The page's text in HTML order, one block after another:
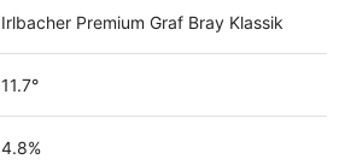
Irlbacher Premium Graf Bray Klassik
11.7°
4.8%